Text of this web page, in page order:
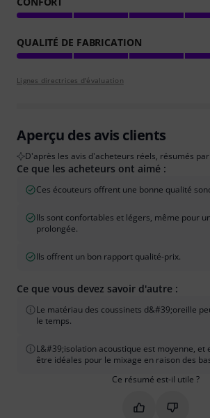
QUALITÉ DE FABRICATION
Lignes directrices d'évaluation
Aperçu des avis clients
D'après les avis d'acheteurs réels, résumés
Ce que les acheteurs ont aimé :
Ces écouteurs offrent une bonne qualité
Ils sont confortables et légers, même pour
prolongée.
Ils offrent un bon rapport qualité-prix.
Ce que vous devez savoir d'autre :
Le matériau des coussinets d&#39;oreille
le temps.
L&#39;isolation acoustique est moyenne, et
être idéales pour le mixage en raison des
Ce résumé est-il utile ?
Marquer ce